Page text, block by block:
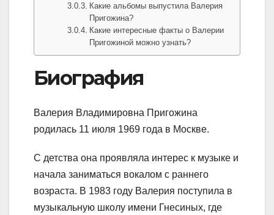
Какие альбомы выпустила Валерия
Пригожина?
Какие интересные факты о Валерии
Пригожиной можно узнать?
Биография
Валерия Владимировна Пригожина
родилась 11 июля 1969 года в Москве.
С детства она проявляла интерес к музыке и
начала заниматься вокалом с раннего
возраста. В 1983 году Валерия поступила в
музыкальную школу имени Гнесиных, где